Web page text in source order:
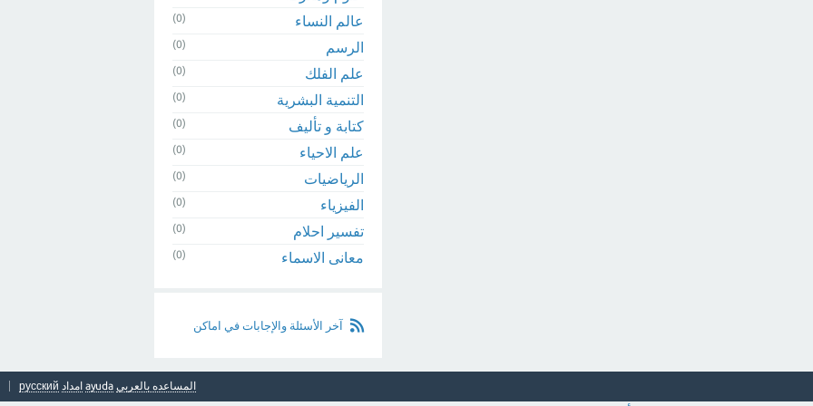
عالم النساء (0)
الرسم (0)
علم الفلك (0)
التنمية البشرية (0)
كتابة و تأليف (0)
علم الاحياء (0)
الرياضيات (0)
الفيزياء (0)
تفسير احلام (0)
معانى الاسماء (0)
آخر الأسئلة والإجابات في اماكن
المساعده بالعربي ayuda امداد русский